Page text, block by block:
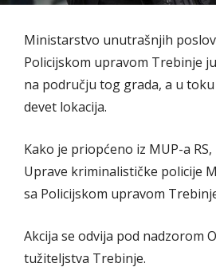
Ministarstvo unutrašnjih
Policijskom upravom Trebinje
na području tog grada, a u
devet lokacija.
Kako je priopćeno iz MUP-a
Uprave kriminalističke policije
sa Policijskom upravom
Akcija se odvija pod nadzorom
tužiteljstva Trebinje.